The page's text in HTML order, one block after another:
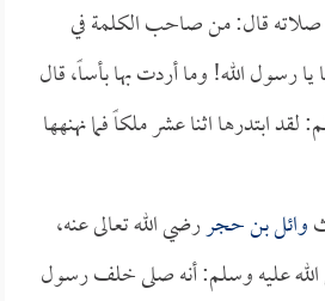
صلاته قال: من صاحب الكلمة في
رسول الله! وما أردت بها بأساً، قال
ابتدرها اثنا عشر ملكاً فما نهنهها
وائل بن حجررضي الله تعالى عنه،
عليه وسلم: أنه صلى خلف رسول